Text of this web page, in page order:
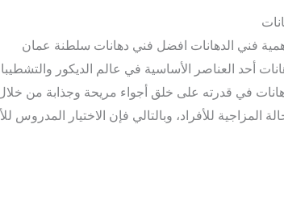
فني الدهانات افضل فني دهانات سلطنة عمان
أحد العناصر الأساسية في عالم الديكور
في قدرته على خلق أجواء مريحة وجذابة من خلال
المزاجية للأفراد، وبالتالي فإن الاختيار